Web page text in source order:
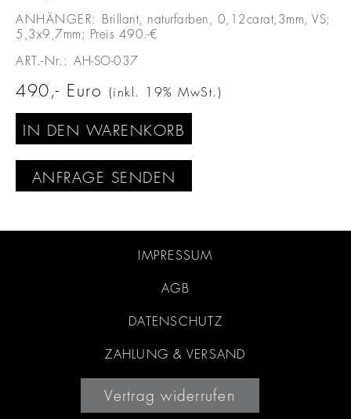
ANHÄNGER:
Brillant, naturfarben, 0,12carat,3mm, VS;
5,3x9,7mm; Preis 490.-€
ART.-Nr.: AH-SO-037
490 Euro (inkl. 19% MwSt.)
IN DEN WARENKORB
ANFRAGE SENDEN
IMPRESSUM
AGB
DATENSCHUTZ
ZAHLUNG & VERSAND
Vertrag widerrufen